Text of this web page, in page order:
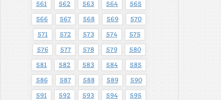
561 562 563 564 565
566 567 568 569 570
571 572 573 574 575
576 577 578 579 580
581 582 583 584 585
586 587 588 589 590
591 592 593 594 595